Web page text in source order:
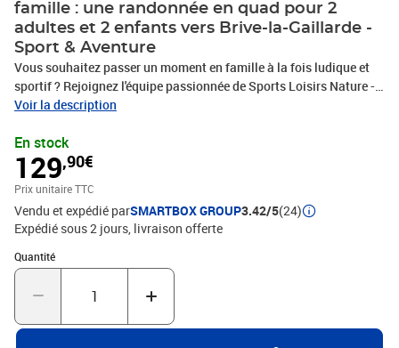
famille : une randonnée en quad pour 2
adultes et 2 enfants vers Brive-la-Gaillarde -
Sport & Aventure
Vous souhaitez passer un moment en famille à la fois ludique et
sportif ? Rejoignez l'équipe passionnée de Sports Loisirs Nature -
Saint-Germain à Beynat près de Brive-la-Gaillarde, pour une
ans. Vos instructeurs commenceront par vous expliquer tout ce
que vous devez savoir pour maîtriser votre véhicule et vous
amuser en toute sécurité. Vous pourrez ensuite choisir entre un
bolide de 150 cm³ ou de 300 cm³ selon votre préférence. Ça y est,
vous êtes prêts : enfilez vos protections, installez vos bouts de
chou derrière vous et c’est parti pour l’aventure ! Au départ du lac
de Miel, vous ferez une jolie balade en nature qui vous permettra
de profiter des paysages du Limousin entre champs, rivières et
forêts de châtaigniers. Une expérience qui vous laissera à coup sûr
en famille : randonnée en quad pour 2 adultes et 2 enfants vers
Voir la description
En stock
129,90€
Prix unitaire TTC
Vendu et expédié parSMARTBOX GROUP3.42/5(24)
Expédié sous 2 jours livraison offerte
Quantité
Quantité : 1